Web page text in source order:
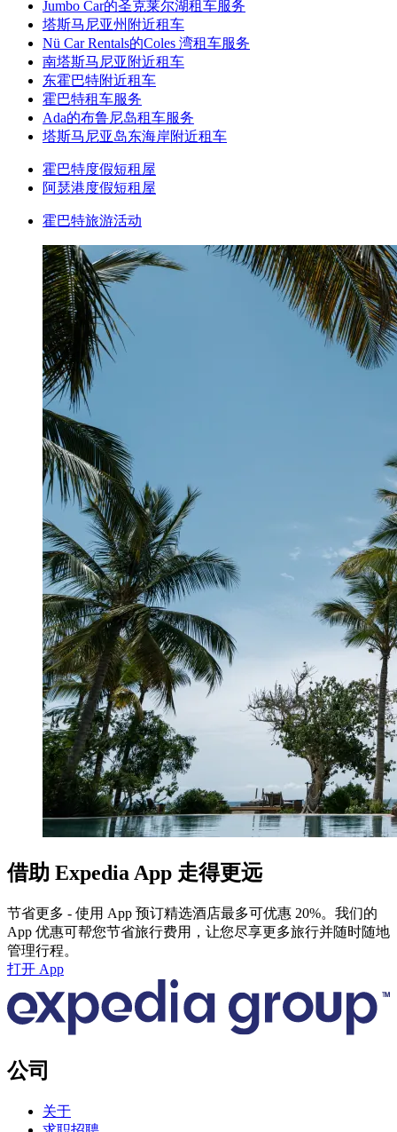
Jumbo Car的圣克莱尔湖租车服务
塔斯马尼亚州附近租车
Nü Car Rentals的Coles 湾租车服务
南塔斯马尼亚附近租车
东霍巴特附近租车
霍巴特租车服务
Ada的布鲁尼岛租车服务
塔斯马尼亚岛东海岸附近租车
霍巴特度假短租屋
阿瑟港度假短租屋
霍巴特旅游活动
借助 Expedia App 走得更远
节省更多 - 使用 App 预订精选酒店最多可优惠 20%。我们的
App 优惠可帮您节省旅行费用，让您尽享更多旅行并随时随地
管理行程。
打开 App
公司
关于